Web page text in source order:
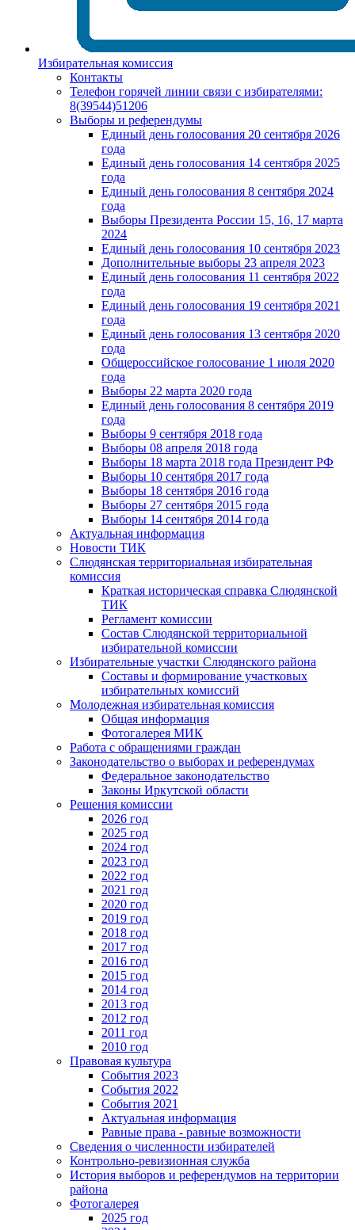
Избирательная комиссия
Контакты
Телефон горячей линии связи с избирателями:
8(39544)51206
Выборы и референдумы
Единый день голосования 20 сентября 2026
года
Единый день голосования 14 сентября 2025
года
Единый день голосования 8 сентября 2024
года
Выборы Президента России 15, 16, 17 марта
2024
Единый день голосования 10 сентября 2023
Дополнительные выборы 23 апреля 2023
Единый день голосования 11 сентября 2022
года
Единый день голосования 19 сентября 2021
года
Единый день голосования 13 сентября 2020
года
Общероссийское голосование 1 июля 2020
года
Выборы 22 марта 2020 года
Единый день голосования 8 сентября 2019
года
Выборы 9 сентября 2018 года
Выборы 08 апреля 2018 года
Выборы 18 марта 2018 года Президент РФ
Выборы 10 сентября 2017 года
Выборы 18 сентября 2016 года
Выборы 27 сентября 2015 года
Выборы 14 сентября 2014 года
Актуальная информация
Новости ТИК
Слюдянская территориальная избирательная
комиссия
Краткая историческая справка Слюдянской
ТИК
Регламент комиссии
Состав Слюдянской территориальной
избирательной комиссии
Избирательные участки Слюдянского района
Составы и формирование участковых
избирательных комиссий
Молодежная избирательная комиссия
Общая информация
Фотогалерея МИК
Работа с обращениями граждан
Законодательство о выборах и референдумах
Федеральное законодательство
Законы Иркутской области
Решения комиссии
2026 год
2025 год
2024 год
2023 год
2022 год
2021 год
2020 год
2019 год
2018 год
2017 год
2016 год
2015 год
2014 год
2013 год
2012 год
2011 год
2010 год
Правовая культура
События 2023
События 2022
События 2021
Актуальная информация
Равные права - равные возможности
Сведения о численности избирателей
Контрольно-ревизионная служба
История выборов и референдумов на территории
района
Фотогалерея
2025 год